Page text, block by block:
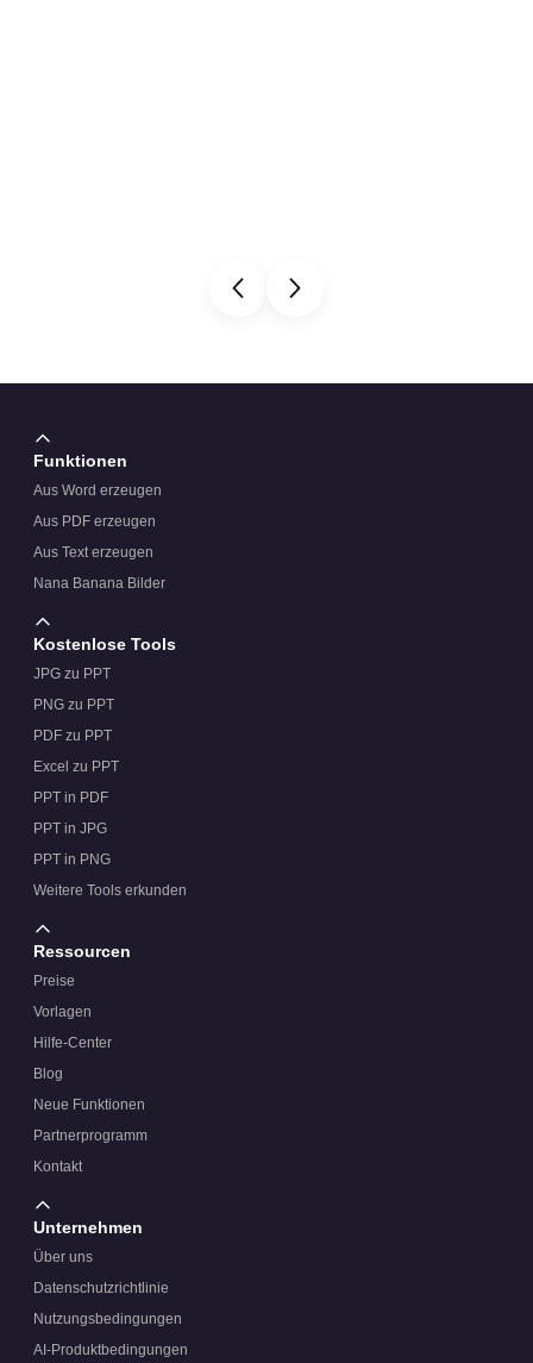
Funktionen
Aus Word erzeugen
Aus PDF erzeugen
Aus Text erzeugen
Nana Banana Bilder
Kostenlose Tools
JPG zu PPT
PNG zu PPT
PDF zu PPT
Excel zu PPT
PPT in PDF
PPT in JPG
PPT in PNG
Weitere Tools erkunden
Ressourcen
Preise
Vorlagen
Hilfe-Center
Blog
Neue Funktionen
Partnerprogramm
Kontakt
Unternehmen
Über uns
Datenschutzrichtlinie
Nutzungsbedingungen
AI-Produktbedingungen